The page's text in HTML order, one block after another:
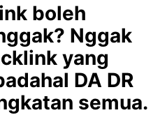
boleh
Nggak
yang
DA DR
semua.